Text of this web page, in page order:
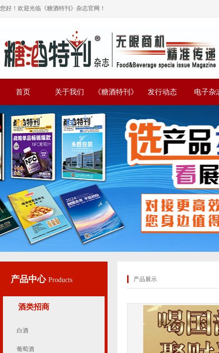
您好！欢迎光临《糖酒特刊》杂志官网！
首页 关于我们 《糖酒特刊》 发行动态 电子杂
产品中心 Products
酒类招商
白酒
葡萄酒
产品展示